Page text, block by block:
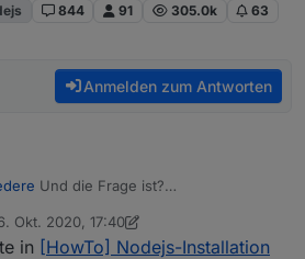
844 91 305.0k 63
Anmelden zum Antworten
Und die Frage ist?
bei mir auch nur zufällig aktiv,
Anleitung geschrieben habe.
Okt. 2020, 17:40
von Habedere10. Juni 2020, 19:43
in [HowTo] Nodejs-Installation